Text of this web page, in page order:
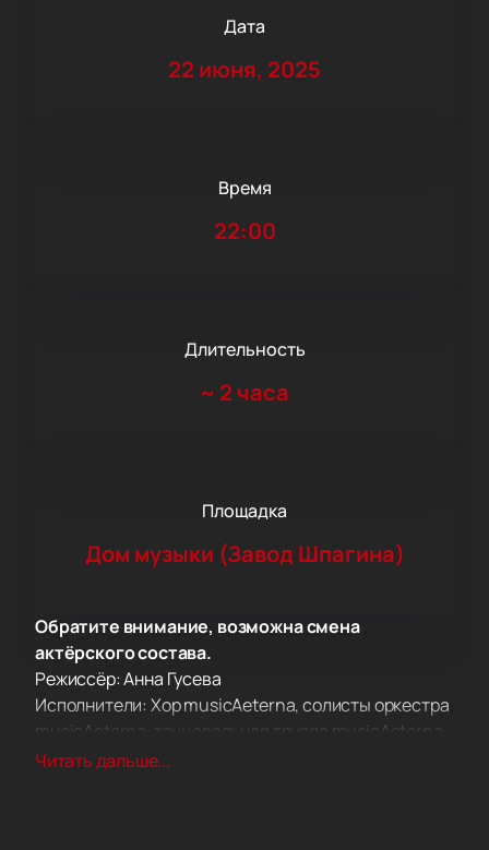
Дата
22 июня, 2025
Время
22:00
Длительность
~ 2 часа
Площадка
Дом музыки (Завод Шпагина)
Обратите внимание, возможна смена
актёрского состава.
Режиссёр: Анна Гусева
Исполнители: Хор musicAeterna, солисты оркестра
musicAeterna, танцевальная труппа musicAeterna
Dance.
Читать дальше...